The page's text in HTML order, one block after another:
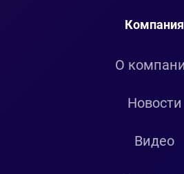
Компания
О
Новости
Видео